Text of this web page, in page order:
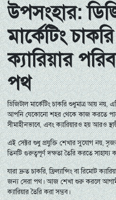
উপসংহার:
মার্কেটিং
ক্যারিয়ার
পথ
ডিজিটাল মার্কেটিং চাকরি শুধুমাত্র আয় নয়,
আপনি যেকোনো শহর থেকে কাজ করতে
সীমাহীনভাবে, এবং ক্যারিয়ারও হয় আরও
এই সেক্টর শুধু প্রযুক্তি শেখার সুযোগ নয়,
তিনটি গুরুত্বপূর্ণ দক্ষতা তৈরি করতে সাহায্য
যারা দ্রুত চাকরি, ফ্রিল্যান্সিং বা রিমোট
জন্য সেরা পথ। আজ শেখা শুরু করলে
ক্যারিয়ার তৈরি করা সম্ভব।